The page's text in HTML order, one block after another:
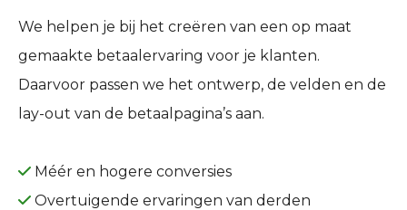
We helpen je bij het creëren van een op maat
gemaakte betaalervaring voor je klanten.
Daarvoor passen we het ontwerp, de velden en de
lay-out van de betaalpagina’s aan.
Méér en hogere conversies
Overtuigende ervaringen van derden